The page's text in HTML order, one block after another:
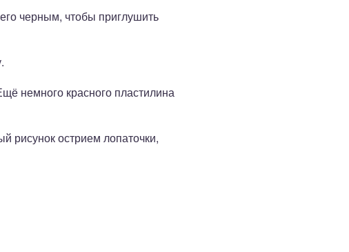
черным, чтобы приглушить
немного красного пластилина
рисунок острием лопаточки,